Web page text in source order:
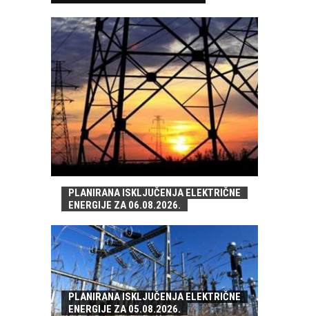
PLANIRANA ISKLJUČENJA ELEKTRIČNE
ENERGIJE ZA 06.08.2026.
PLANIRANA ISKLJUČENJA ELEKTRIČNE
ENERGIJE ZA 05.08.2026.